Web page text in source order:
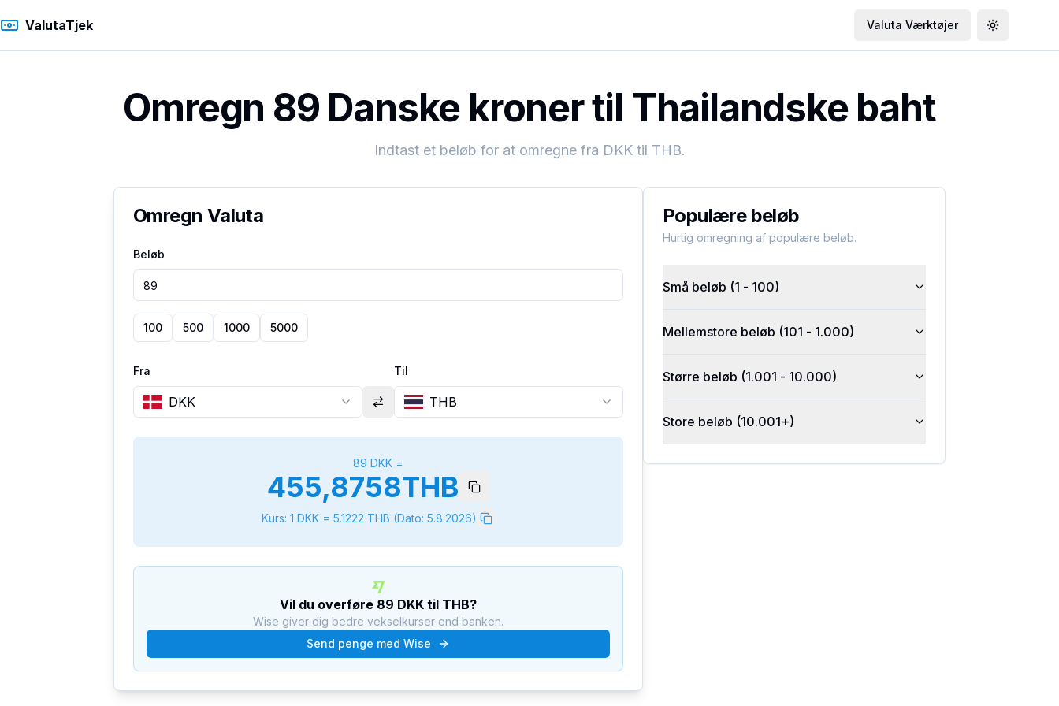
ValutaTjek Valuta Værktøjer Toggle
Omregn 89 Danske kroner til Thailandske baht
Indtast et beløb for at omregne fra DKKtil THB.
Omregn Valuta
Beløb
100 500 1000 5000
Fra
DKK
Til
THB
89 DKK =
455,8758THB
Kurs: 1 DKK= 5.1222 THB (Dato: 5.8.2026)
Vil du overføre 89 DKK til THB?
Wise giver dig bedre vekselkurser end banken.
Send penge med Wise
Populære beløb
Hurtig omregning af populære beløb.
Små beløb (1 - 100)
Mellemstore beløb (101 - 1.000)
Større beløb (1.001 - 10.000)
Store beløb (10.001+)